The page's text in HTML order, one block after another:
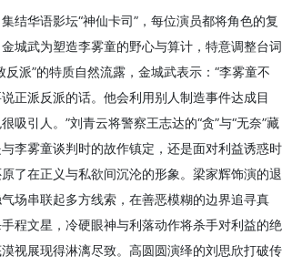
华语影坛“神仙卡司”，每位演员都将角色的复
城武为塑造李雾童的野心与算计，特意调整台词
反派”的特质自然流露，金城武表示：“李雾童不
正派反派的话。他会利用别人制造事件达成目
吸引人。”刘青云将警察王志达的“贪”与“无奈”藏
李雾童谈判时的故作镇定，还是面对利益诱惑时
了在正义与私欲间沉沦的形象。梁家辉饰演的退
场串联起多方线索，在善恶模糊的边界追寻真
程文星，冷硬眼神与利落动作将杀手对利益的绝
视展现得淋漓尽致。高圆圆演绎的刘思欣打破传